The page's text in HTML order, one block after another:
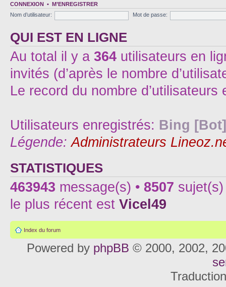
CONNEXION • M’ENREGISTRER
Nom d’utilisateur:
Mot de passe:
QUI EST EN LIGNE
Au total il y a 364 utilisateurs en
invités (d’après le nombre
Le record du nombre
Utilisateurs enregistrés: Bing [Bot]
Légende:Administrateurs
STATISTIQUES
463943 message(s) • 8507
le plus récent est Vicel49
Index du forum
Powered by phpBB © 2000, 2002,